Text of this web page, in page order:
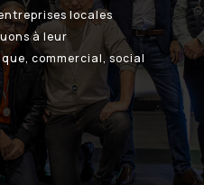
locales
à leur
commercial, social